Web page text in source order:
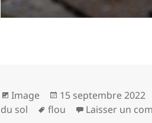
Format
Image
Publié
le
15 septembre 2022
du sol
Mots-
flou Laisser un